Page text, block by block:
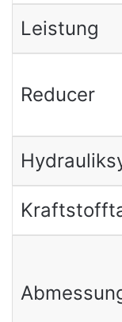
Leistung
Reducer